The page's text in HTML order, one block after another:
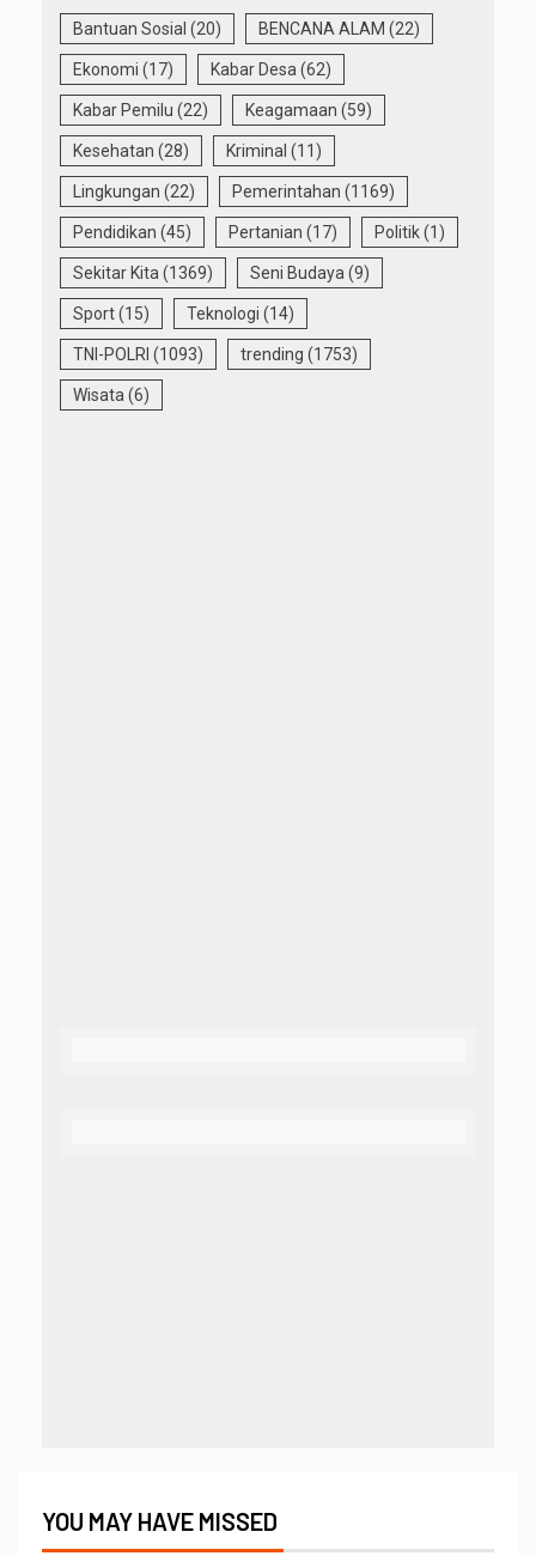
Bantuan Sosial (20) BENCANA ALAM (22)
Ekonomi (17) Kabar Desa (62)
Kabar Pemilu (22) Keagamaan (59)
Kesehatan (28) Kriminal (11)
Lingkungan (22) Pemerintahan (1169)
Pendidikan (45) Pertanian (17) Politik(1)
Sekitar Kita (1369) Seni Budaya (9)
Sport(15) Teknologi (14)
TNI-POLRI (1093) trending (1753)
Wisata (6)
YOU MAY HAVE MISSED